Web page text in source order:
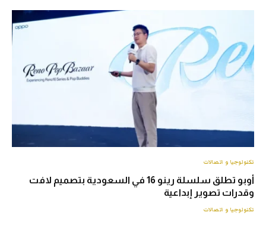
تكنولوجيا و اتصالات
أوبو تطلق سلسلة رينو 16 في السعودية بتصميم لافت
وقدرات تصوير إبداعية
تكنولوجيا و اتصالات